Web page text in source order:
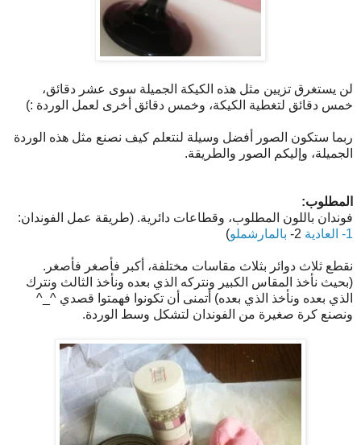
لن يستغرق تزيين مثل هذه الكيكة الجميلة سوى عشر دقائق،
خمس دقائق لتغطية الكيكة، وخمس دقائق أخرى لعمل الوردة :)
ربما ستكون الصور أفضل وسيلة لنتعلم كيف نصنع مثل هذه الوردة
الجميلة، وإليكم الصور والطريقة.
المطلوب:
فوندان باللون المطلوب، وقطاعات دائرية. (طريقة عمل الفوندان:
1- العادية
2- بالمارشملو)
نقطع ثلاث دوائر بثلاث مقاسات مختلفة، أكبر فأصغر فأصغر.
(بحيث نأخذ المقاس الكبير ونتركه الذي بعده ونأخذ الثالث ونترك
الذي بعده ونأخذ الذي بعده) أتمنى أن تكونوا فهمتوا قصدي ^_^
ونصنع كرة صغيرة من الفوندان لتشكل وسط الوردة.